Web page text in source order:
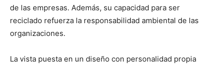
de las empresas. Además, su capacidad para ser
reciclado refuerza la responsabilidad ambiental de las
organizaciones.
La vista puesta en un diseño con personalidad propia